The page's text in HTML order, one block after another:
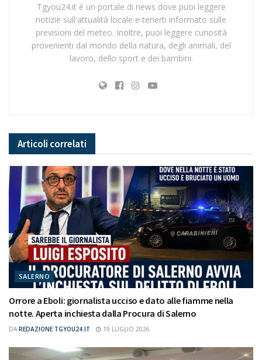
Tgyou24.it è un portale di news dove puoi leggere
notizie sull'attualità locale e tenerti informato sulle
previsioni del meteo. Inoltre, puoi leggere curiosità
provenienti dal mondo della natura, degli animali, del
lavoro, dello sport e dei bambini.
Articoli correlati
SALERNO
Orrore a Eboli: giornalista ucciso e dato alle fiamme nella
notte. Aperta inchiesta dalla Procura di Salerno
DA REDAZIONE TGYOU24.IT 19 LUGLIO 2026